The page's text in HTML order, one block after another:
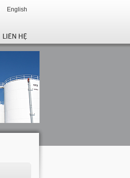
English
LIÊN HỆ